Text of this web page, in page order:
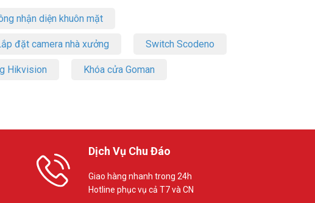
nhận diện khuôn mặt
đặt camera nhà xưởng Switch Scodeno
Hikvision Khóa cửa Goman
Dịch Vụ Chu Đáo
Giao hàng nhanh trong 24h
Hotline phục vụ cả T7 và CN